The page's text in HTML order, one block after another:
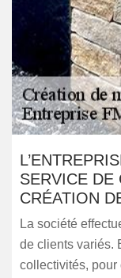
SERVICE DE
CRÉATION
La société
de clients variés.
collectivités, pour